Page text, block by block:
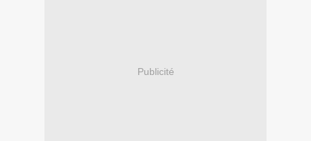
Publicité